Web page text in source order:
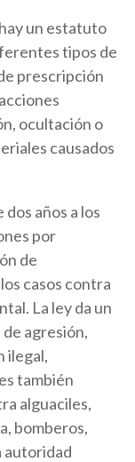
un estatuto
tipos de
prescripción
ocultación o
causados
años a los
por
de
casos contra
La ley da un
de agresión,
ilegal,
también
alguaciles,
bomberos,
autoridad